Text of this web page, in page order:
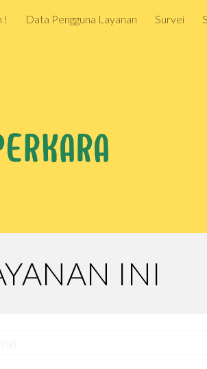
! Data Pengguna Layanan Survei
INI